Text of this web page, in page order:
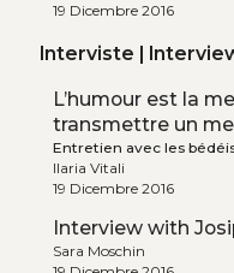
19 Dicembre 2016
Interviste |
L’humour est la
transmettre un
Entretien avec les
Ilaria Vitali
19 Dicembre 2016
Interview with
Sara Moschin